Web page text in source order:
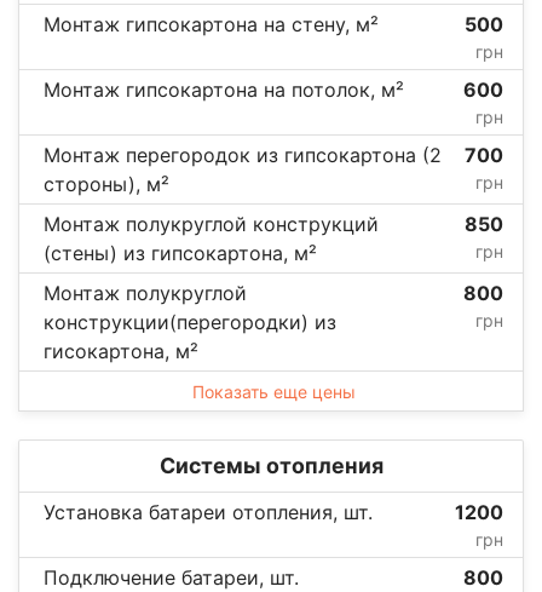
Монтаж гипсокартона на стену, м² 500
грн
Монтаж гипсокартона на потолок, м² 600
грн
Монтаж перегородок из гипсокартона (2
стороны), м²
700
грн
Монтаж полукруглой конструкций
(стены) из гипсокартона, м²
850
грн
Монтаж полукруглой
конструкции(перегородки) из
гисокартона, м²
800
грн
Показать еще цены
Системы отопления
Установка батареи отопления, шт. 1200
грн
Подключение батареи, шт. 800